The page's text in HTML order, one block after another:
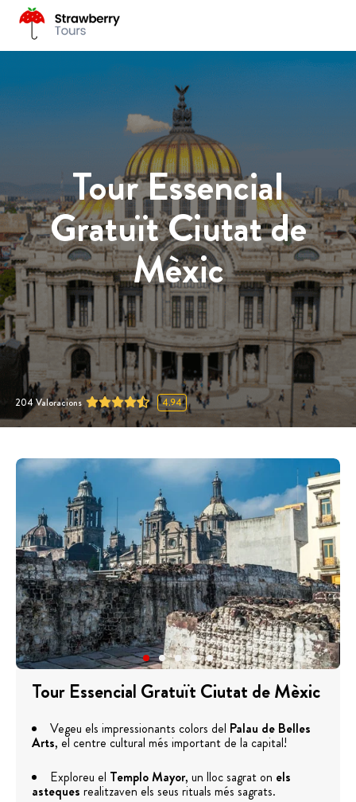
Tour Essencial
Gratuït Ciutat de
Mèxic
204Valoracions 4.94
Tour Essencial Gratuït Ciutat de Mèxic
Vegeu els impressionants colors del Palau de Belles
Arts, el centre cultural més important de la capital!
Exploreu el Templo Mayor, un lloc sagrat on els
asteques realitzaven els seus rituals més sagrats.